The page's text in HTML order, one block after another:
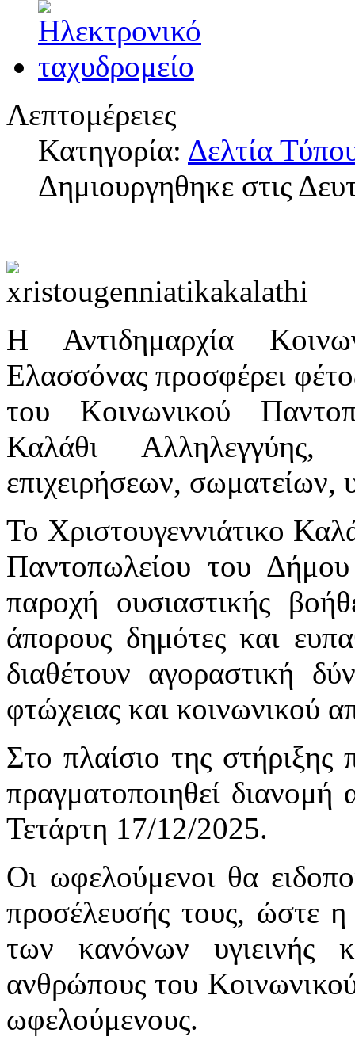
Λεπτομέρειες
Κατηγορία: Δελτία
Δημιουργηθηκε στις
Η Αντιδημαρχία
Ελασσόνας προσφέρει
του Κοινωνικού
Καλάθι
επιχειρήσεων, σωματείων,
Το Χριστουγεννιάτικο
Παντοπωλείου του
παροχή ουσιαστικής
άπορους δημότες και
διαθέτουν αγοραστική
φτώχειας και κοινωνικού
Στο πλαίσιο της
πραγματοποιηθεί
Τετάρτη 17/12/2025.
Οι ωφελούμενοι θα
προσέλευσής τους, ώστε
των κανόνων υγιεινής
ανθρώπους του
ωφελούμενους.